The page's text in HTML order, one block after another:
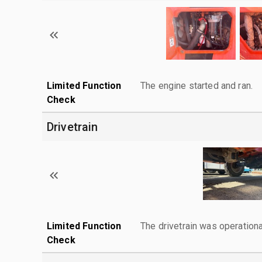
Limited Function
Check
The engine started and ran.
Drivetrain
Limited Function
Check
The drivetrain was